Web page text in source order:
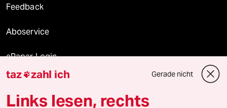
Feedback
Aboservice
ePaper Login
Downloads für Abonnierende
taz zahl ich Gerade nicht
Links lesen, rechts